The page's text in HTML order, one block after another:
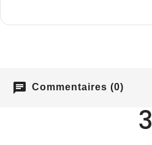
chat Commentaires (0)